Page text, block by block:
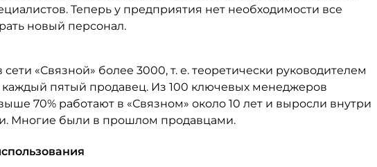
Теперь у предприятия нет необходимости все
новый персонал.
«Связной» более 3000, т. е. теоретически руководителем
каждый пятый продавец. Из 100 ключевых менеджеров
70% работают в «Связном» около 10 лет и выросли внутри
Многие были в прошлом продавцами.